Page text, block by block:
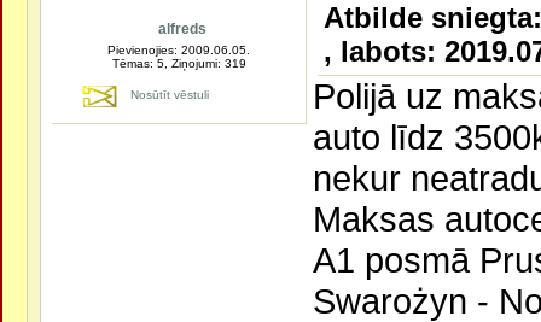
alfreds
Pievienojies: 2009.06.05.
Tēmas: 5, Ziņojumi: 319
Nosūtīt vēstuli
Atbilde
, labots:
Polijā uz
auto līdz
nekur
Maksas
A1 posmā
Swarożyn -